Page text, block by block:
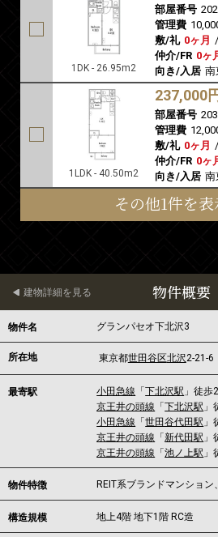
1DK - 26.95m2
部屋番号 202
管理費
敷/礼 0ヶ月 /
仲介/FR 0ヶ
向き/入居 南
1LDK - 40.50m2
237,000
部屋番号 203
管理費
敷/礼 0ヶ月 /
仲介/FR 0ヶ
向き/入居 南
その他1件を表
物件概要
建物詳細を見る
物件名 グランパセオ下北沢3
所在地 東京都世田谷区北沢2-21-6
最寄駅 小田急線 「下北沢駅 」徒歩
京王井の頭線 「下北沢駅 」
小田急線 「世田谷代田駅 」
京王井の頭線 「新代田駅 」
京王井の頭線 「池ノ上駅 」
物件特徴 REIT系ブランドマンショ
構造規模 地上4階 地下1階 RC造